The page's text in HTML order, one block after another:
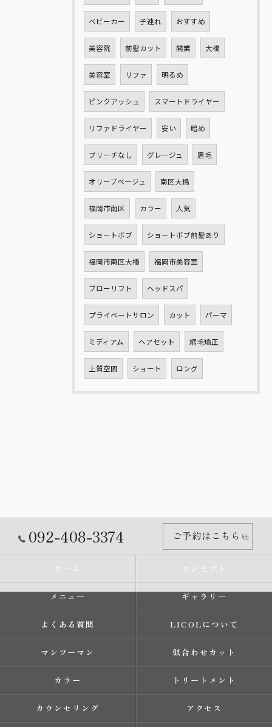
ベビーカー 子連れ おすすめ
美容院 前髪カット 開業 大橋
美容室 リファ 明るめ
ピンクアッシュ スマートドライヤー
リファドライヤー 安い 暗め
ブリーチなし グレージュ 眉毛
オリーブベージュ 南区大橋
福岡市南区 カラー 人気
ショートボブ ショートボブ前髪あり
福岡市南区大橋 福岡市美容室
ブローリフト ヘッドスパ
プライベートサロン カット パーマ
ミディアム ヘアセット 縮毛矯正
上質空間 ショート ロング
092-408-3374 ご予約はこちら
ホーム コンセプト
メニュー ギャラリー
よくある質問 LICOLについて
マンツーマン 似合わせカット
カラー トリートメント
カウンセリング アクセス